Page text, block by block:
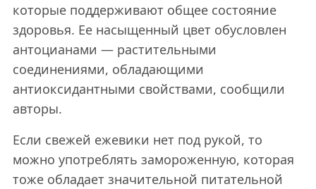
которые поддерживают общее состояние
здоровья. Ее насыщенный цвет обусловлен
антоцианами — растительными
соединениями, обладающими
антиоксидантными свойствами, сообщили
авторы.
Если свежей ежевики нет под рукой, то
можно употреблять замороженную, которая
тоже обладает значительной питательной